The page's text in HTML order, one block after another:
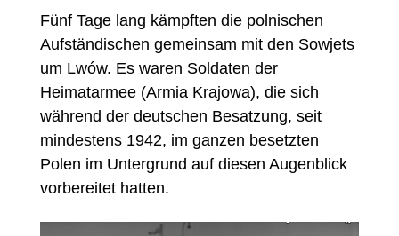
Fünf Tage lang kämpften die polnischen
Aufständischen gemeinsam mit den Sowjets
um Lwów. Es waren Soldaten der
Heimatarmee (Armia Krajowa), die sich
während der deutschen Besatzung, seit
mindestens 1942, im ganzen besetzten
Polen im Untergrund auf diesen Augenblick
vorbereitet hatten.